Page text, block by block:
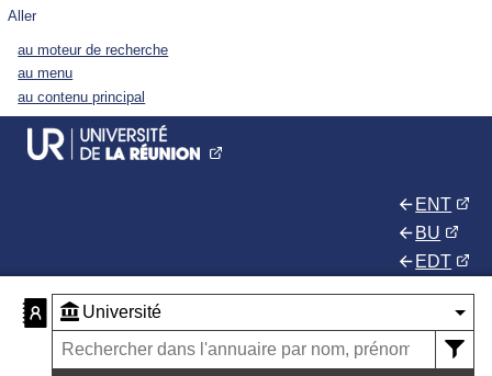
Aller
au moteur de recherche
au menu
au contenu principal
ENT
BU
EDT